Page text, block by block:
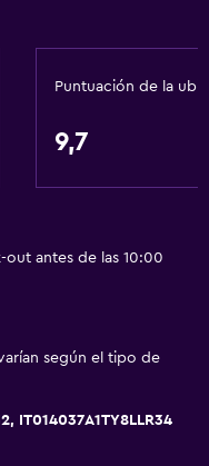
Puntuación de la
9,7
antes de las 10:00
según el tipo de
IT014037A1TY8LLR34